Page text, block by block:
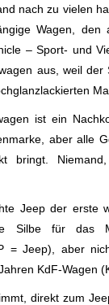
nach zu vielen
Wagen,
– Sport- und
aus, weil
ist ein
aber alle
bringt.
Jeep der erste
Silbe für das
= Jeep), aber
KdF-Wagen
direkt zum